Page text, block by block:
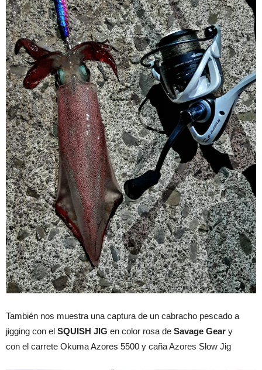
También nos muestra una captura de un cabracho pescado a
jigging con el SQUISH JIG en color rosa de Savage Gear y
con el carrete Okuma Azores 5500 y caña Azores Slow Jig